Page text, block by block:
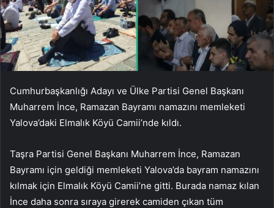
Cumhurbaşkanlığı Adayı ve Ülke Partisi Genel Başkanı
Muharrem İnce, Ramazan Bayramı namazını memleketi
Yalova’daki Elmalık Köyü Camii’nde kıldı.
Taşra Partisi Genel Başkanı Muharrem İnce, Ramazan
Bayramı için geldiği memleketi Yalova’da bayram namazını
kılmak için Elmalık Köyü Camii’ne gitti. Burada namaz kılan
İnce daha sonra sıraya girerek camiden çıkan tüm